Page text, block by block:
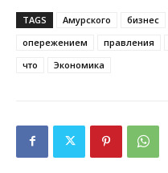
TAGS Амурского бизнес
опережением
правления
что
Экономика